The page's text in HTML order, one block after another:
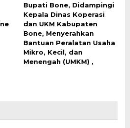
Bupati Bone, Didampingi
Kepala Dinas Koperasi
dan UKM Kabupaten
Bone, Menyerahkan
Bantuan Peralatan Usaha
Mikro, Kecil, dan
Menengah (UMKM) ,